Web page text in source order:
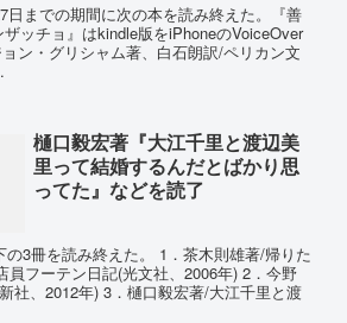
日までの期間に次の本を読み終えた。『善
ッチョ』はkindle版をiPhoneのVoiceOver
ン・グリシャム著、白石朗訳/ペリカン文
樋口毅宏著『大江千里と渡辺美
里って結婚するんだとばかり思
ってた』などを読了
の3冊を読み終えた。 1．茶木則雄著/帰りた
員フーテン日記(光文社、2006年) 2．今野
社、2012年) 3．樋口毅宏著/大江千里と渡